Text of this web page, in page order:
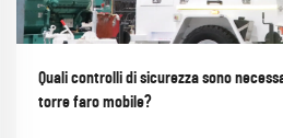
Quali controlli di sicurezza sono
torre faro mobile?